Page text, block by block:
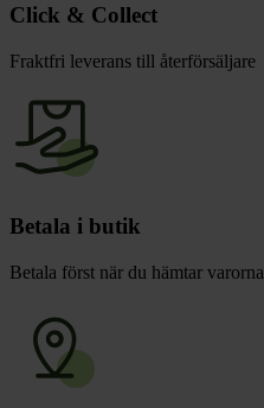
Click & Collect
Fraktfri leverans till återförsäljare
Betala i butik
Betala först när du hämtar varorna